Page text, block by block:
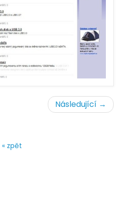
Následující →
« zpět